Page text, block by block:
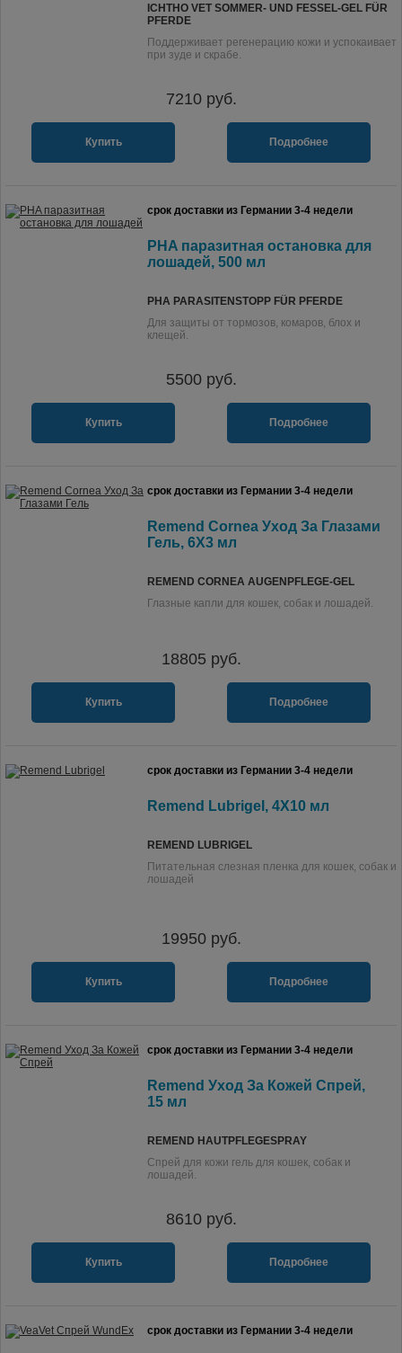
ICHTHO VET SOMMER- UND FESSEL-GEL FÜR
PFERDE
Поддерживает регенерацию кожи и успокаивает
при зуде и скрабе.
7210руб.
Купить Подробнее
срок доставки из Германии 3-4 недели
PHA паразитная остановка для
лошадей, 500 мл
PHA PARASITENSTOPP FÜR PFERDE
Для защиты от тормозов, комаров, блох и
клещей.
5500руб.
Купить Подробнее
срок доставки из Германии 3-4 недели
Remend Cornea Уход За Глазами
Гель, 6X3 мл
REMEND CORNEA AUGENPFLEGE-GEL
Глазные капли для кошек, собак и лошадей.
18805 руб.
Купить Подробнее
срок доставки из Германии 3-4 недели
Remend Lubrigel, 4X10 мл
REMEND LUBRIGEL
Питательная слезная пленка для кошек, собак и
лошадей
19950руб.
Купить Подробнее
срок доставки из Германии 3-4 недели
Remend Уход За Кожей Спрей,
15 мл
REMEND HAUTPFLEGESPRAY
Спрей для кожи гель для кошек, собак и
лошадей.
8610руб.
Купить Подробнее
срок доставки из Германии 3-4 недели